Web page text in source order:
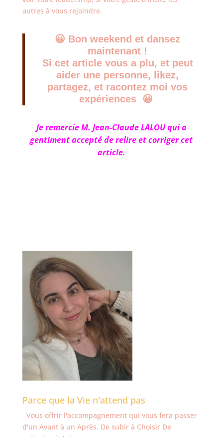
autres à vous rejoindre.
😀 Bon weekend et dansez
maintenant !
Si cet article vous a plu, et peut
aider une personne, likez,
partagez, et racontez moi vos
expériences 😀
Je remercie M. Jean-Claude LALOU qui a
gentiment accepté de relire et corriger cet
article.
Parce que la Vie n'attend pas
Vous offrir l'accompagnement qui vous fera passer
d'un Avant à un Après. De subir à Choisir De